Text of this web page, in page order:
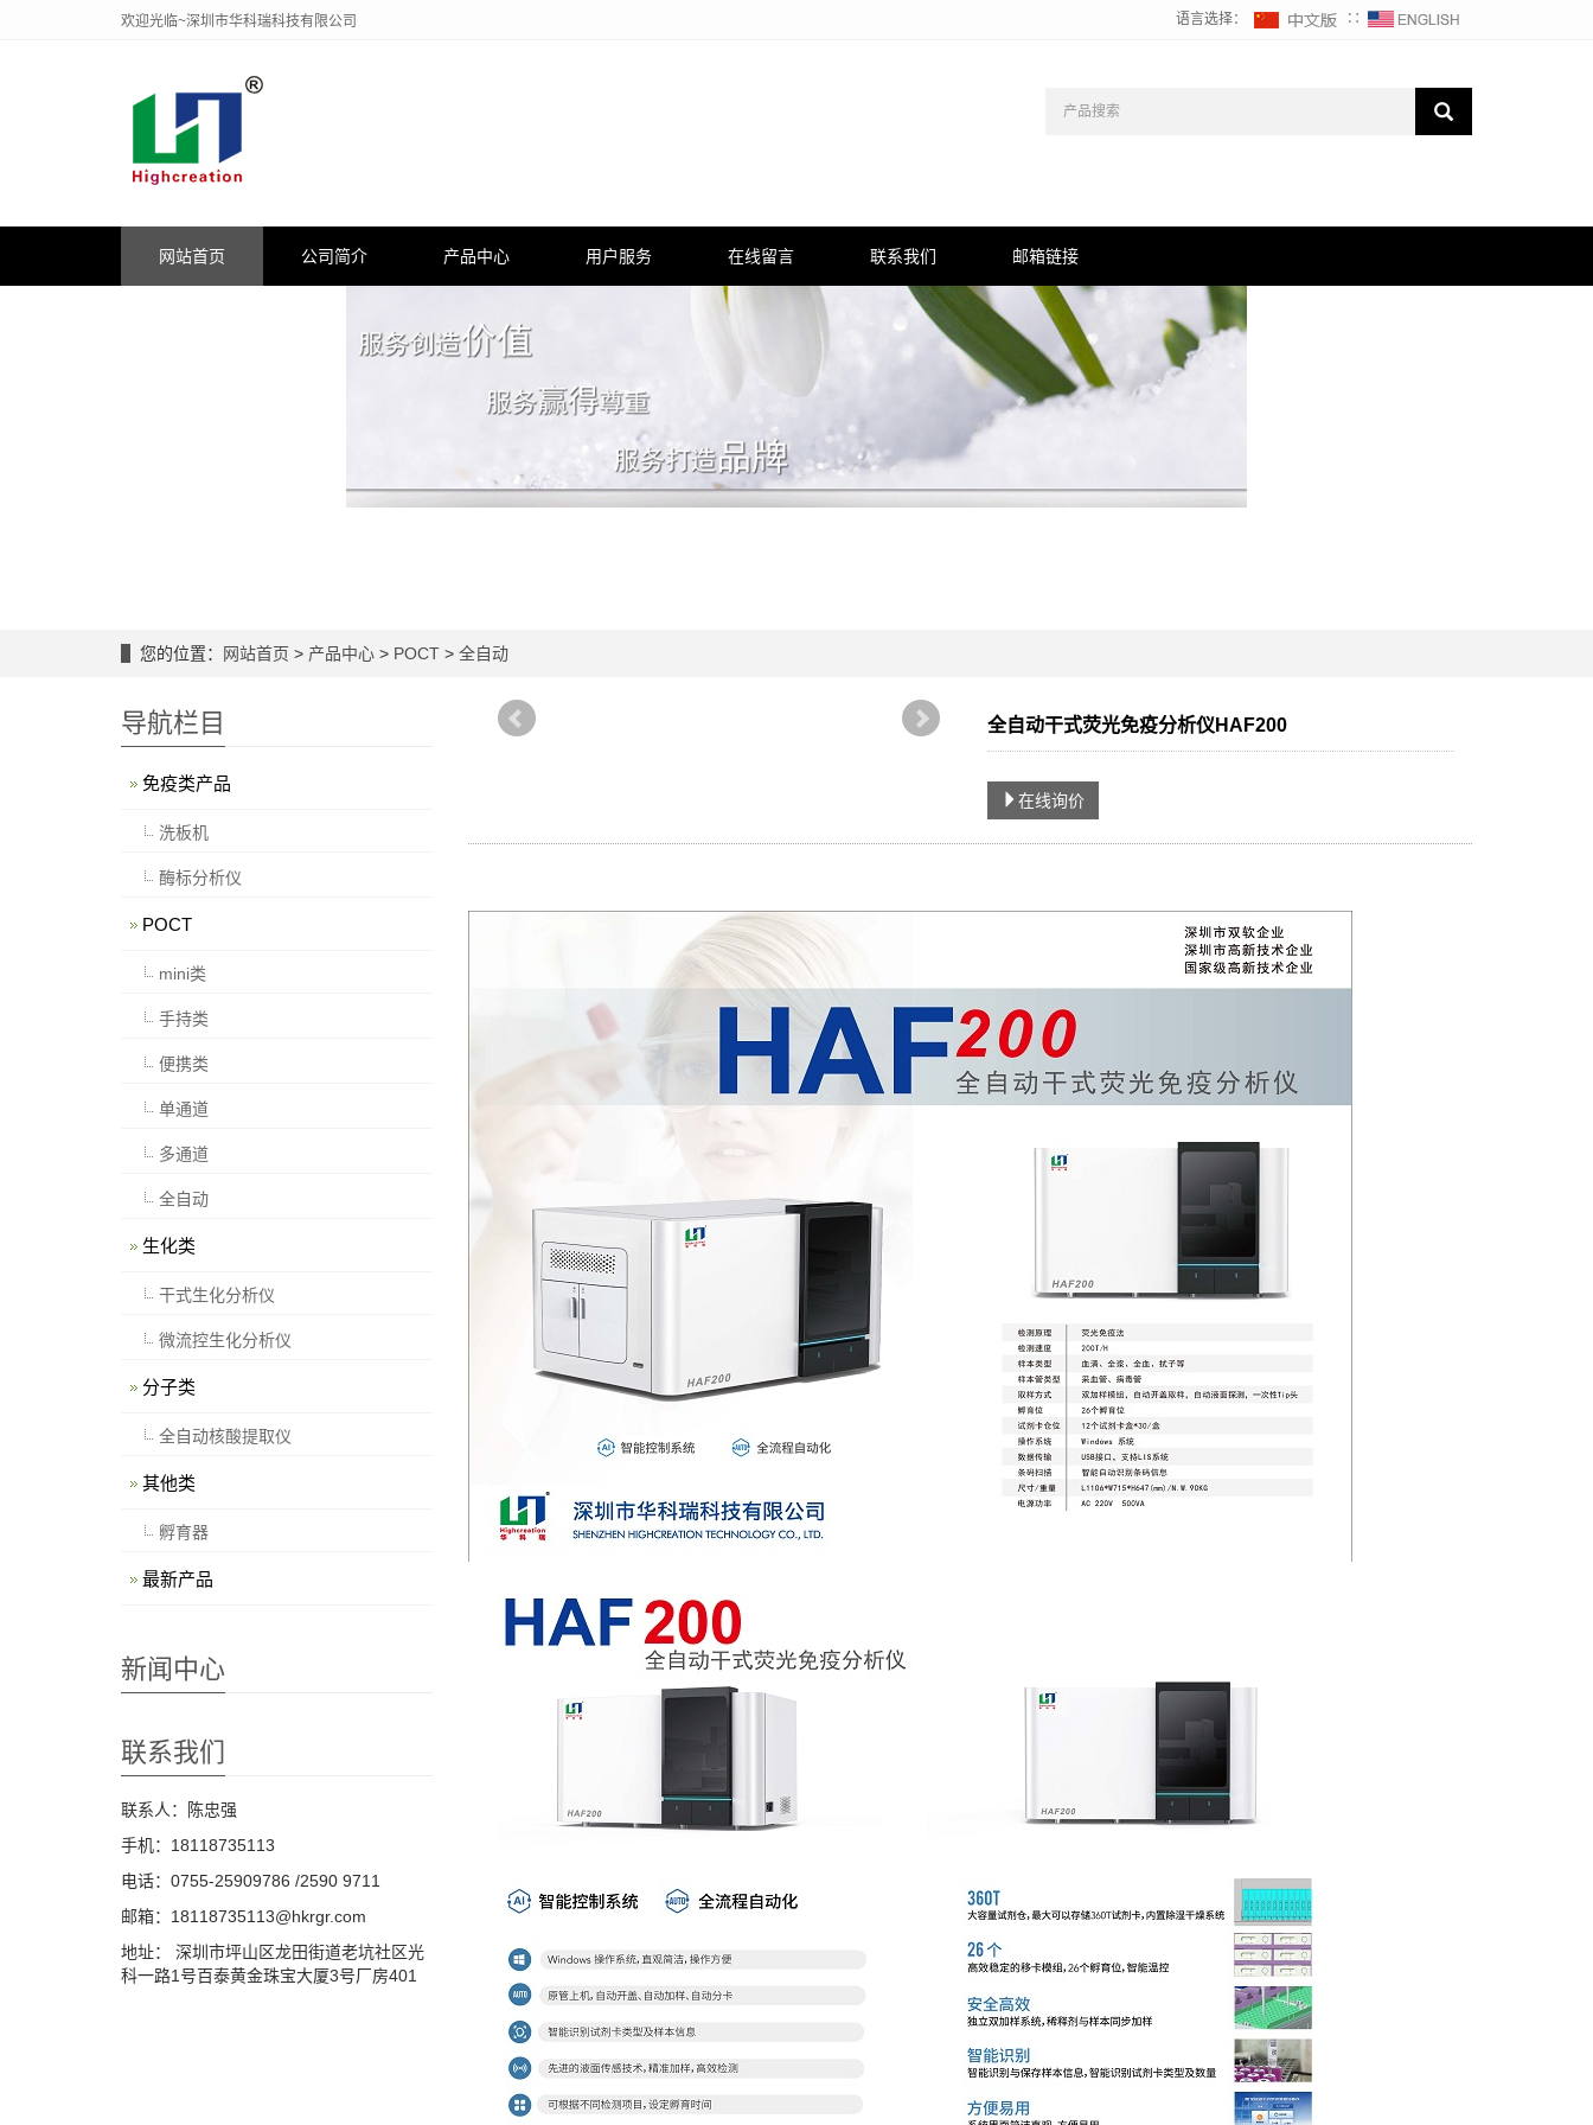
欢迎光临~深圳市华科瑞科技有限公司 语言选择： ∷
网站首页 公司简介 产品中心 用户服务 在线留言 联系我们 邮箱链接
您的位置： 网站首页 > 产品中心 > POCT > 全自动
全自动干式荧光免疫分析仪HAF200
在线询价
导航栏目
免疫类产品
洗板机
酶标分析仪
POCT
mini类
手持类
便携类
单通道
多通道
全自动
生化类
干式生化分析仪
微流控生化分析仪
分子类
全自动核酸提取仪
其他类
孵育器
最新产品
新闻中心
联系我们
联系人：陈忠强
手机：18118735113
电话：0755-25909786 /2590 9711
邮箱：18118735113@hkrgr.com
地址： 深圳市坪山区龙田街道老坑社区光
科一路1号百泰黄金珠宝大厦3号厂房401